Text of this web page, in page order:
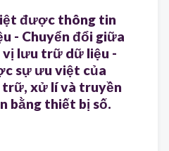
được thông tin
- Chuyển đổi giữa
vị lưu trữ dữ liệu -
sự ưu việt của
xử lí và truyền
bằng thiết bị số.